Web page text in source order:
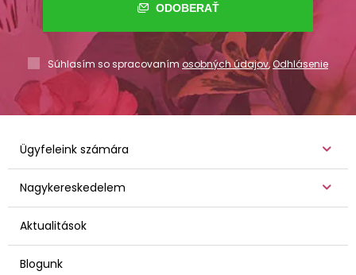
ODOBERAŤ
Súhlasím so spracovaním osobných údajov,Odhlásenie
Ügyfeleink számára
Nagykereskedelem
Aktualitások
Blogunk